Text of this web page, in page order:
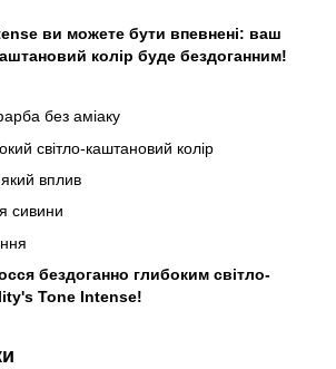
ви можете бути впевнені: ваш
колір буде бездоганним!
без аміаку
світло-каштановий колір
вплив
сивини
бездоганно глибоким світло-
Tone Intense!